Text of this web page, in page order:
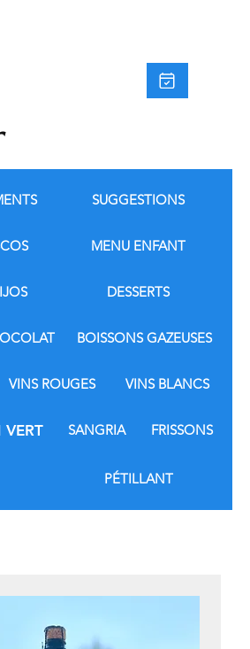
SUGGESTIONS
MENU ENFANT
DESSERTS
BOISSONS GAZEUSES
VINS ROUGES VINS BLANCS
VERT SANGRIA FRISSONS
PÉTILLANT